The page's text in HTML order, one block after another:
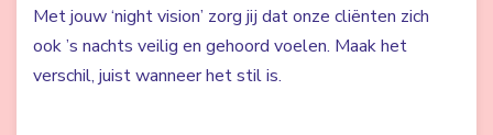
Met jouw ‘night vision’ zorg jij dat onze cliënten zich
ook ’s nachts veilig en gehoord voelen. Maak het
verschil, juist wanneer het stil is.